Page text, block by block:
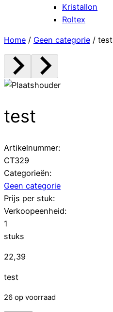
Kristallon
Roltex
Home / Geen categorie / test
test
Artikelnummer:
CT329
Categorieën:
Geen categorie
Prijs per stuk:
Verkoopeenheid:
1
stuks
22,39
test
26 op voorraad